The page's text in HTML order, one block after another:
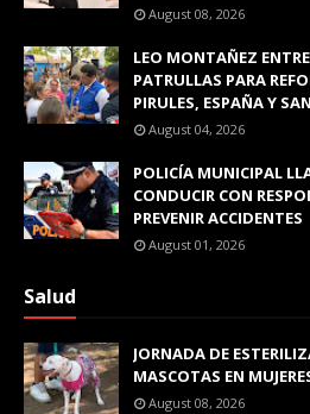
August 08, 2026
LEO MONTAÑEZ
PATRULLAS PARA
PIRULES, ESPAÑA Y
August 04, 2026
POLICÍA MUNICIPAL
CONDUCIR CON
PREVENIR ACCIDENTES
August 01, 2026
Salud
JORNADA DE
MASCOTAS EN
August 08, 2026